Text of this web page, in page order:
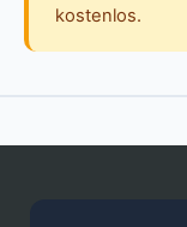
kostenlos.